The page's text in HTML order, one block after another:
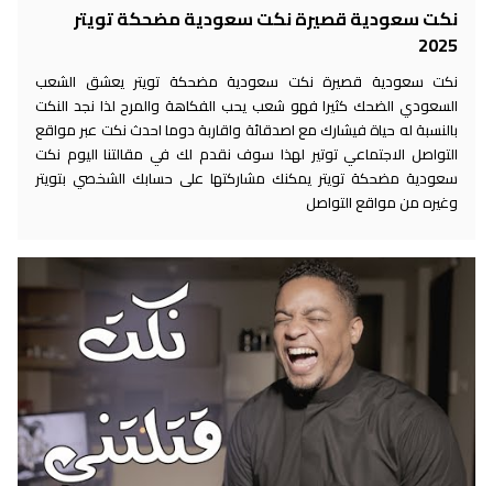
نكت سعودية قصيرة نكت سعودية مضحكة تويتر
2025
نكت سعودية قصيرة نكت سعودية مضحكة تويتر يعشق الشعب
السعودي الضحك كثيرا فهو شعب يحب الفكاهة والمرح لذا نجد النكت
بالنسبة له حياة فيشارك مع اصدقائة واقاربة دوما احدث نكت عبر مواقع
التواصل الاجتماعي توتير لهذا سوف نقدم لك في مقالتنا اليوم نكت
سعودية مضحكة تويتر يمكنك مشاركتها على حسابك الشخصي بتويتر
وغيره من مواقع التواصل